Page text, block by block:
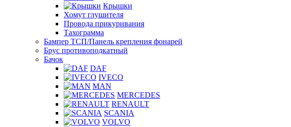
Крышки
Хомут глушителя
Провода прикуривания
Тахограмма
Бампер ТСП/Панель крепления фонарей
Брус противоподкатный
Бачок
DAF
IVECO
MAN
MERCEDES
RENAULT
SCANIA
VOLVO